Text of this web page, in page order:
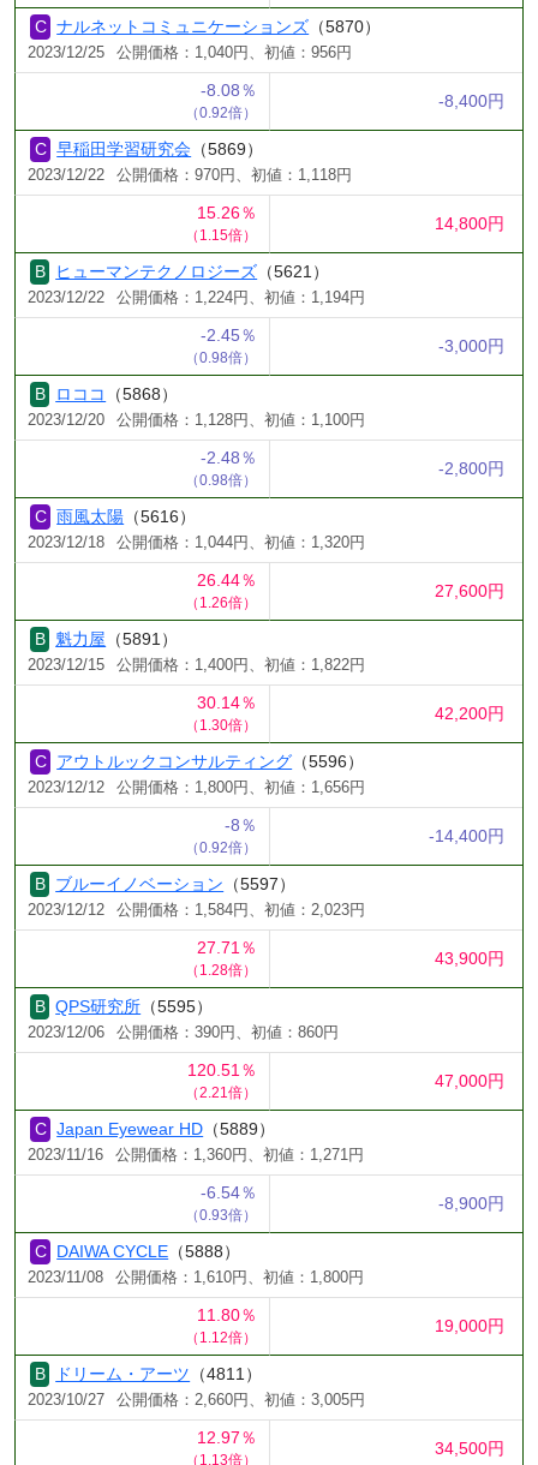
ナルネットコミュニケーションズ （5870）
2023/12/25 公開価格：1,040円、初値：956円
-8.08％
（0.92倍）
-8,400円
早稲田学習研究会 （5869）
2023/12/22 公開価格：970円、初値：1,118円
15.26％
（1.15倍）
14,800円
ヒューマンテクノロジーズ （5621）
2023/12/22 公開価格：1,224円、初値：1,194円
-2.45％
（0.98倍）
-3,000円
ロココ （5868）
2023/12/20 公開価格：1,128円、初値：1,100円
-2.48％
（0.98倍）
-2,800円
雨風太陽 （5616）
2023/12/18 公開価格：1,044円、初値：1,320円
26.44％
（1.26倍）
27,600円
魁力屋 （5891）
2023/12/15 公開価格：1,400円、初値：1,822円
30.14％
（1.30倍）
42,200円
アウトルックコンサルティング （5596）
2023/12/12 公開価格：1,800円、初値：1,656円
-8％
（0.92倍）
-14,400円
ブルーイノベーション （5597）
2023/12/12 公開価格：1,584円、初値：2,023円
27.71％
（1.28倍）
43,900円
QPS研究所 （5595）
2023/12/06 公開価格：390円、初値：860円
120.51％
（2.21倍）
47,000円
Japan Eyewear HD （5889）
2023/11/16 公開価格：1,360円、初値：1,271円
-6.54％
（0.93倍）
-8,900円
DAIWA CYCLE （5888）
2023/11/08 公開価格：1,610円、初値：1,800円
11.80％
（1.12倍）
19,000円
ドリーム・アーツ （4811）
2023/10/27 公開価格：2,660円、初値：3,005円
12.97％
（1.13倍）
34,500円